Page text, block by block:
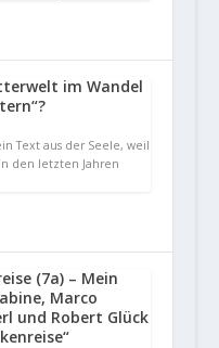
im Wandel
Text aus der Seele, weil
den letzten Jahren
(7a) – Mein
Marco
und Robert Glück